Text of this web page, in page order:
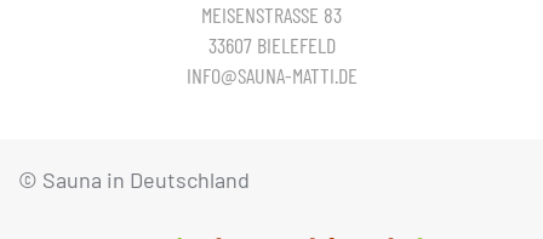
MEISENSTRASSE 83
33607 BIELEFELD
INFO@SAUNA-MATTI.DE
© Sauna in Deutschland